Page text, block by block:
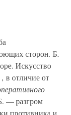
сторон. Б.
Искусство
в отличие от
— разгром
противника и